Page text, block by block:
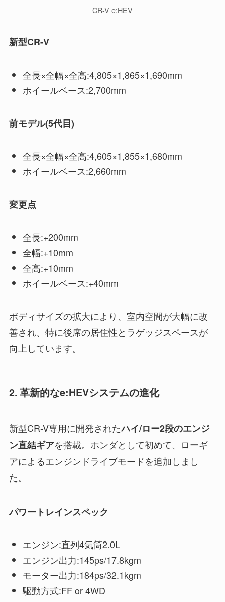
CR-V e:HEV
新型CR-V
全長×全幅×全高:4,805×1,865×1,690mm
ホイールベース:2,700mm
前モデル(5代目)
全長×全幅×全高:4,605×1,855×1,680mm
ホイールベース:2,660mm
変更点
全長:+200mm
全幅:+10mm
全高:+10mm
ホイールベース:+40mm
ボディサイズの拡大により、室内空間が大幅に改
善され、特に後席の居住性とラゲッジスペースが
向上しています。
2. 革新的なe:HEVシステムの進化
新型CR-V専用に開発されたハイ/ロー2段のエンジ
ン直結ギアを搭載。ホンダとして初めて、ローギ
アによるエンジンドライブモードを追加しまし
た。
パワートレインスペック
エンジン:直列4気筒2.0L
エンジン出力:145ps/17.8kgm
モーター出力:184ps/32.1kgm
駆動方式:FF or 4WD